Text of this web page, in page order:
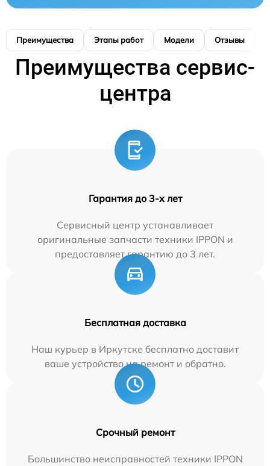
Преимущества Этапы работ Модели Отзывы
Преимущества сервис-
центра
Гарантия до 3-х лет
Сервисный центр устанавливает
оригинальные запчасти техники IPPON и
предоставляет гарантию до 3 лет.
Бесплатная доставка
Наш курьер в Иркутске бесплатно доставит
ваше устройство на ремонт и обратно.
Срочный ремонт
Большинство неисправностей техники IPPON